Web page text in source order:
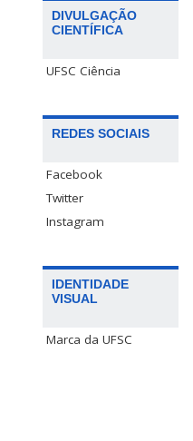
DIVULGAÇÃO
CIENTÍFICA
UFSC Ciência
REDES SOCIAIS
Facebook
Twitter
Instagram
IDENTIDADE
VISUAL
Marca da UFSC